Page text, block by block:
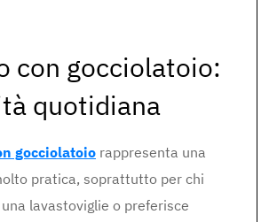
con gocciolatoio:
quotidiana
gocciolatoio rappresenta una
pratica, soprattutto per chi
lavastoviglie o preferisce